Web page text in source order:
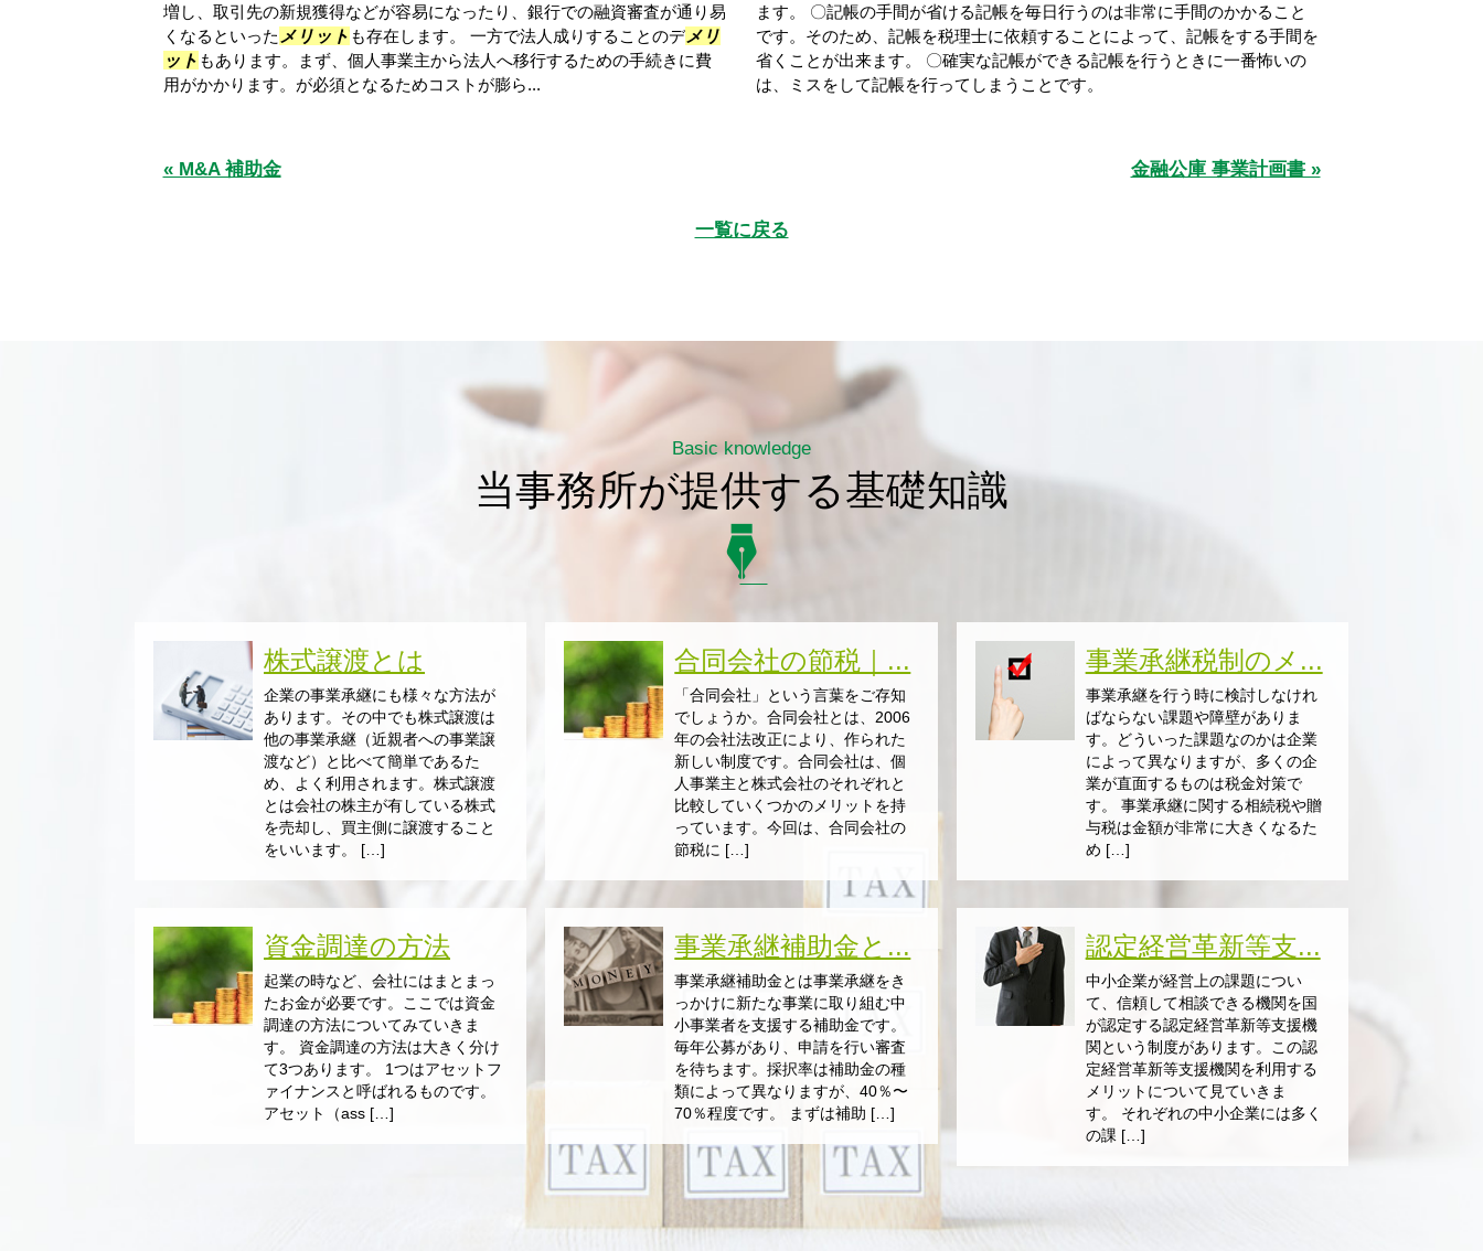
増し、取引先の新規獲得などが容易になったり、銀行での融資審査が通り易
くなるといった メリット も存在します。 一方で法人成りすることのデメリ
ット もあります。まず、個人事業主から法人へ移行するための手続きに費
用がかかります。が必須となるためコストが膨ら...
ます。 〇記帳の手間が省ける記帳を毎日行うのは非常に手間のかかること
です。そのため、記帳を税理士に依頼することによって、記帳をする手間を
省くことが出来ます。 〇確実な記帳ができる記帳を行うときに一番怖いの
は、ミスをして記帳を行ってしまうことです。
« M&A 補助金 金融公庫 事業計画書 »
一覧に戻る
Basic knowledge
当事務所が提供する基礎知識
株式譲渡とは
企業の事業承継にも様々な方法が
あります。その中でも株式譲渡は
他の事業承継（近親者への事業譲
渡など）と比べて簡単であるた
め、よく利用されます。株式譲渡
とは会社の株主が有している株式
を売却し、買主側に譲渡すること
をいいます。 […]
合同会社の節税｜...
「合同会社」という言葉をご存知
でしょうか。合同会社とは、2006
年の会社法改正により、作られた
新しい制度です。合同会社は、個
人事業主と株式会社のそれぞれと
比較していくつかのメリットを持
っています。今回は、合同会社の
節税に […]
事業承継税制のメ...
事業承継を行う時に検討しなけれ
ばならない課題や障壁がありま
す。どういった課題なのかは企業
によって異なりますが、多くの企
業が直面するものは税金対策で
す。 事業承継に関する相続税や贈
与税は金額が非常に大きくなるた
め […]
資金調達の方法
起業の時など、会社にはまとまっ
たお金が必要です。ここでは資金
調達の方法についてみていきま
す。 資金調達の方法は大きく分け
て3つあります。 1つはアセットフ
ァイナンスと呼ばれるものです。
アセット（ass […]
事業承継補助金と...
事業承継補助金とは事業承継をき
っかけに新たな事業に取り組む中
小事業者を支援する補助金です。
毎年公募があり、申請を行い審査
を待ちます。採択率は補助金の種
類によって異なりますが、40％〜
70％程度です。 まずは補助 […]
認定経営革新等支...
中小企業が経営上の課題につい
て、信頼して相談できる機関を国
が認定する認定経営革新等支援機
関という制度があります。この認
定経営革新等支援機関を利用する
メリットについて見ていきま
す。 それぞれの中小企業には多く
の課 […]